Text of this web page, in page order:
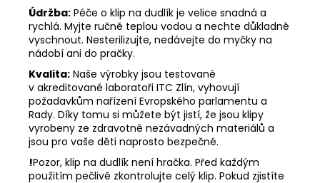
Údržba: Péče o klip na dudlík je velice snadná a
rychlá. Myjte ručně teplou vodou a nechte důkladně
vyschnout. Nesterilizujte, nedávejte do myčky na
nádobí ani do pračky.
Kvalita: Naše výrobky jsou testované
v akreditované laboratoři ITC Zlín, vyhovují
požadavkům nařízení Evropského parlamentu a
Rady. Díky tomu si můžete být jistí, že jsou klipy
vyrobeny ze zdravotně nezávadných materiálů a
jsou pro vaše děti naprosto bezpečné.
!Pozor, klip na dudlík není hračka. Před každým
použitím pečlivě zkontrolujte celý klip. Pokud zjistíte